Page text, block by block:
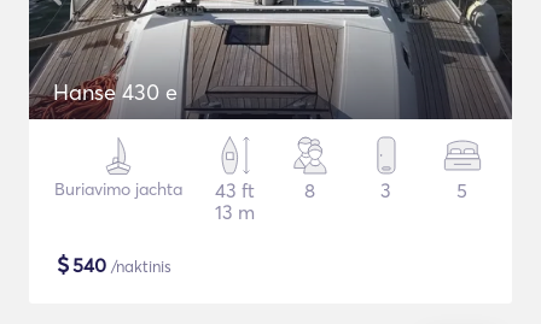
Hanse 430 e
Buriavimo jachta
43 ft
13 m
8 3 5
$540 /naktinis